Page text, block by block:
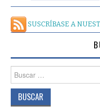
SUSCRÍBASE A